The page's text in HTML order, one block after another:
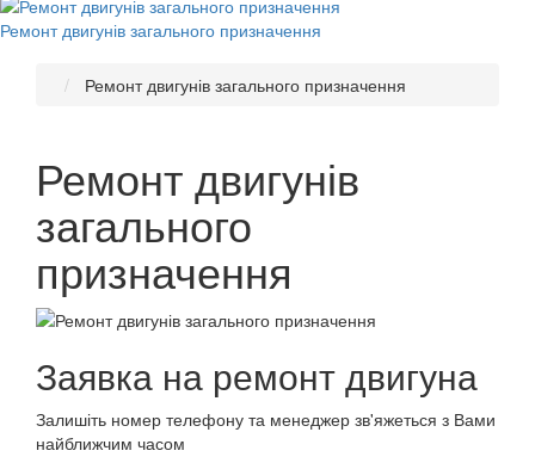
Ремонт двигунів загального призначення
Ремонт двигунів загального призначення
Ремонт двигунів
загального
призначення
Заявка на ремонт двигуна
Залишіть номер телефону та менеджер зв'яжеться з Вами
найближчим часом